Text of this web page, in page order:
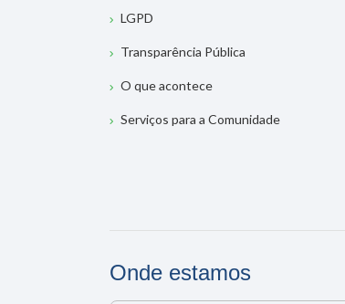
LGPD
Transparência Pública
O que acontece
Serviços para a Comunidade
Onde estamos